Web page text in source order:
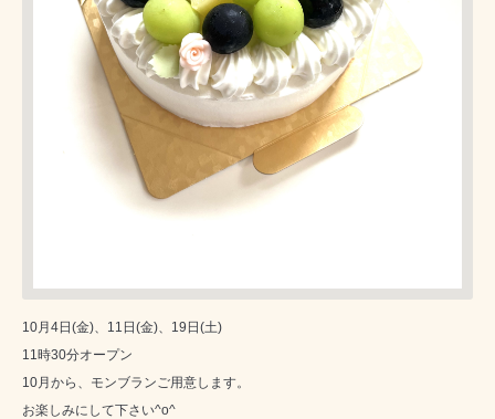
10月4日(金)、11日(金)、19日(土)
11時30分オープン
10月から、モンブランご用意します。
お楽しみにして下さい^o^